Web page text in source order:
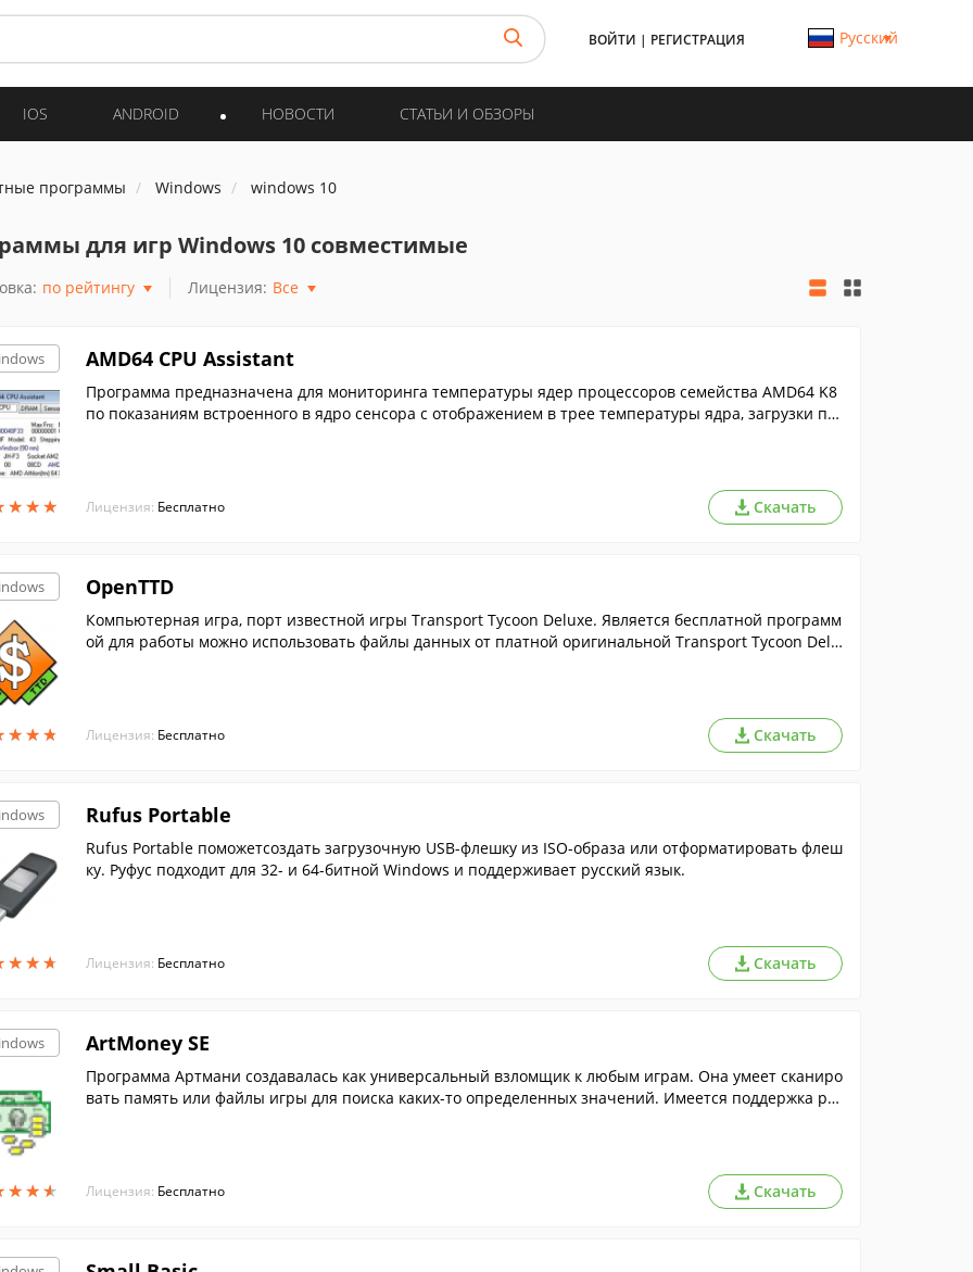
ВОЙТИ | РЕГИСТРАЦИЯ Русский
IOS ANDROID НОВОСТИ СТАТЬИ И ОБЗОРЫ
программы Windows windows 10
для игр Windows 10 совместимые
по рейтингу Лицензия: Все
★★★
★★★
AMD64 CPU Assistant
Программа предназначена для мониторинга температуры ядер процессоров семейства AMD64 K8
по показаниям встроенного в ядро сенсора с отображением в трее температуры ядра, загрузки пр
Лицензия: Бесплатно Скачать
★★★
★★★
OpenTTD
Компьютерная игра, порт известной игры Transport Tycoon Deluxe. Является бесплатной программ
ой для работы можно использовать файлы данных от платной оригинальной Transport Tycoon Delu
Лицензия: Бесплатно Скачать
★★★
★★★
Rufus Portable
Rufus Portable поможетсоздать загрузочную USB-флешку из ISO-образа или отформатировать флеш
ку. Руфус подходит для 32- и 64-битной Windows и поддерживает русский язык.
Лицензия: Бесплатно Скачать
★★★
★★★
ArtMoney SE
Программа Артмани создавалась как универсальный взломщик к любым играм. Она умеет сканиро
вать память или файлы игры для поиска каких-то определенных значений. Имеется поддержка рус
Лицензия: Бесплатно Скачать